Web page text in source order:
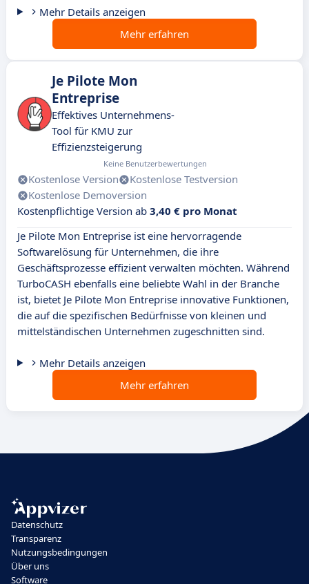
Mehr Details anzeigen
Mehr erfahren
Je Pilote Mon
Entreprise
Effektives Unternehmens-
Tool für KMU zur
Effizienzsteigerung
Keine Benutzerbewertungen
Kostenlose Version
Kostenlose Testversion
Kostenlose Demoversion
Kostenpflichtige Version ab 3,40 € pro Monat
Je Pilote Mon Entreprise ist eine hervorragende
Softwarelösung für Unternehmen, die ihre
Geschäftsprozesse effizient verwalten möchten. Während
TurboCASH ebenfalls eine beliebte Wahl in der Branche
ist, bietet Je Pilote Mon Entreprise innovative Funktionen,
die auf die spezifischen Bedürfnisse von kleinen und
mittelständischen Unternehmen zugeschnitten sind.
Mehr Details anzeigen
Mehr erfahren
Datenschutz
Transparenz
Nutzungsbedingungen
Über uns
Software